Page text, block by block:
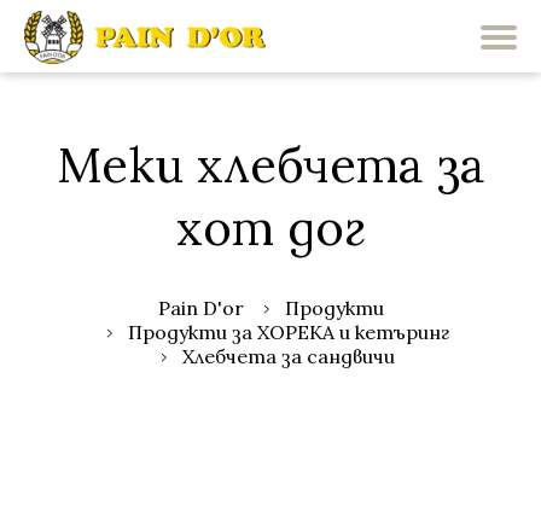
Меки хлебчета за
хот дог
Pain D'or
Продукти
Продукти за ХОРЕКА и кетъринг
Хлебчета за сандвичи